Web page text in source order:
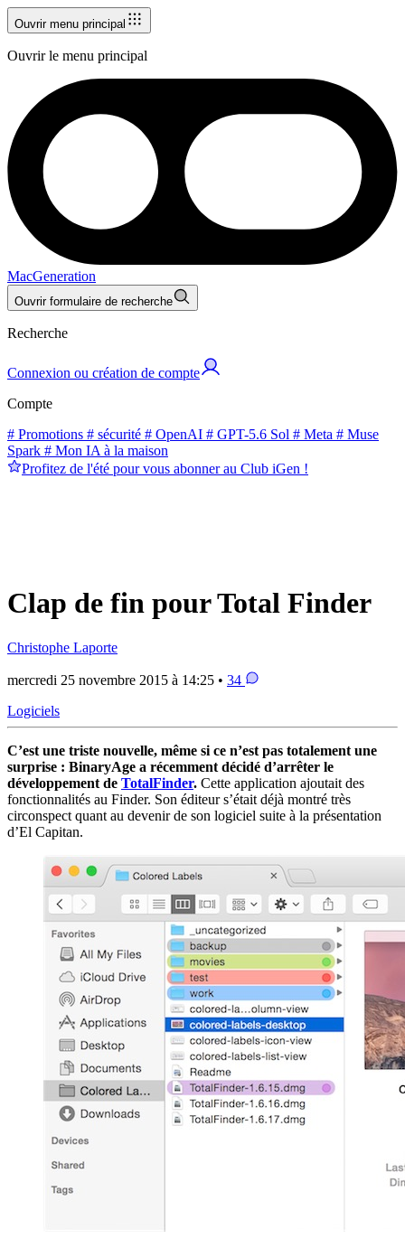
Ouvrir menu principal
Ouvrir le menu principal
MacGeneration
Ouvrir formulaire de recherche
Recherche
Connexion ou création de compte
Compte
# Promotions # sécurité # OpenAI # GPT-5.6 Sol # Meta # Muse
Spark # Mon IA à la maison
Profitez de l'été pour vous abonner au Club iGen !
Clap de fin pour Total Finder
Christophe Laporte
mercredi 25 novembre 2015 à 14:25 • 34
Logiciels
C’est une triste nouvelle, même si ce n’est pas totalement une
surprise : BinaryAge a récemment décidé d’arrêter le
développement de TotalFinder. Cette application ajoutait des
fonctionnalités au Finder. Son éditeur s’était déjà montré très
circonspect quant au devenir de son logiciel suite à la présentation
d’El Capitan.